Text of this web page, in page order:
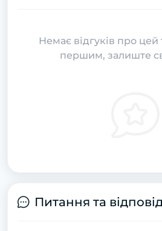
Немає відгуків про цей
першим, залиште
Питання та